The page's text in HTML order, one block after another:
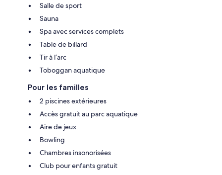
Salle de sport
Sauna
Spa avec services complets
Table de billard
Tir à l’arc
Toboggan aquatique
Pour les familles
2 piscines extérieures
Accès gratuit au parc aquatique
Aire de jeux
Bowling
Chambres insonorisées
Club pour enfants gratuit